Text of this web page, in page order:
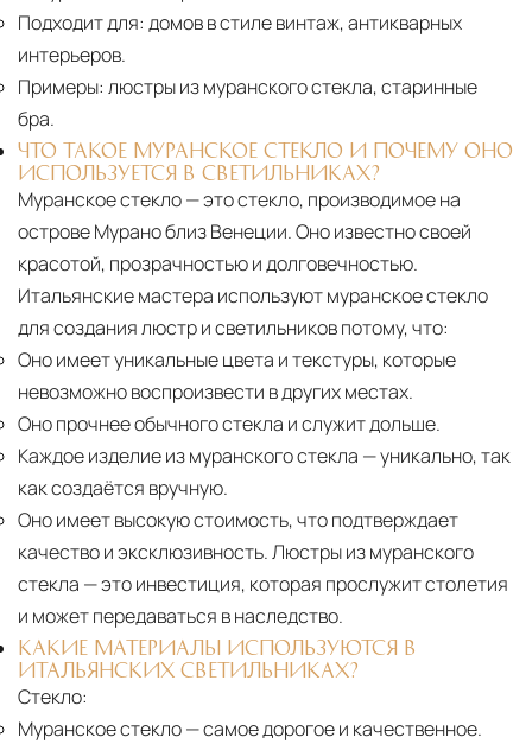
Подходит для: домов в стиле винтаж, антикварных
интерьеров.
Примеры: люстры из муранского стекла, старинные
бра.
ЧТО ТАКОЕ МУРАНСКОЕ СТЕКЛО И ПОЧЕМУ ОНО
ИСПОЛЬЗУЕТСЯ В СВЕТИЛЬНИКАХ?
Муранское стекло — это стекло, производимое на
острове Мурано близ Венеции. Оно известно своей
красотой, прозрачностью и долговечностью.
Итальянские мастера используют муранское стекло
для создания люстр и светильников потому, что:
Оно имеет уникальные цвета и текстуры, которые
невозможно воспроизвести в других местах.
Оно прочнее обычного стекла и служит дольше.
Каждое изделие из муранского стекла — уникально, так
как создаётся вручную.
Оно имеет высокую стоимость, что подтверждает
качество и эксклюзивность. Люстры из муранского
стекла — это инвестиция, которая прослужит столетия
и может передаваться в наследство.
КАКИЕ МАТЕРИАЛЫ ИСПОЛЬЗУЮТСЯ В
ИТАЛЬЯНСКИХ СВЕТИЛЬНИКАХ?
Стекло:
Муранское стекло— самое дорогое и качественное.